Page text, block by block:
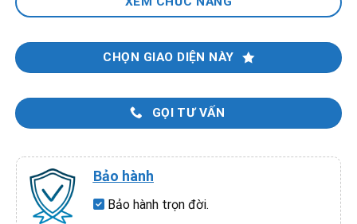
CHỌN GIAO DIỆN NÀY
GỌI TƯ VẤN
Bảo hành
Bảo hành trọn đời.